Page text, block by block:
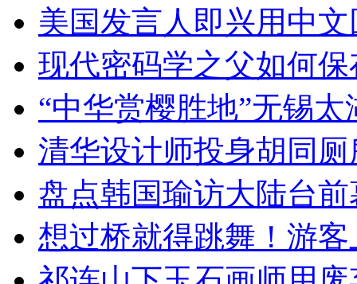
美国发言人即兴用中
现代密码学之父如何
“中华赏樱胜地”无锡
清华设计师投身胡同
盘点韩国瑜访大陆台
想过桥就得跳舞！游客